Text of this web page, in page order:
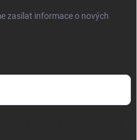
zasílat informace o nových